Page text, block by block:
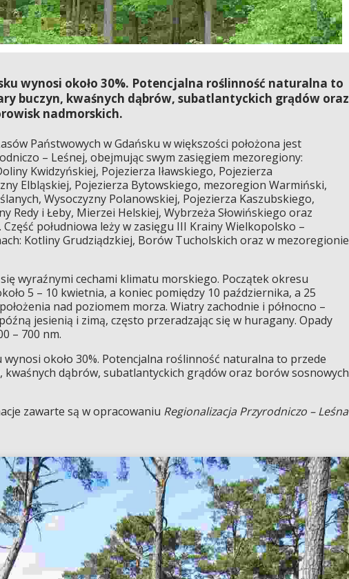
wynosi około 30%. Potencjalna roślinność naturalna to
buczyn, kwaśnych dąbrów, subatlantyckich grądów oraz
nadmorskich.
Państwowych w Gdańsku w większości położona jest
– Leśnej, obejmując swym zasięgiem mezoregiony:
Kwidzyńskiej, Pojezierza Iławskiego, Pojezierza
Elbląskiej, Pojezierza Bytowskiego, mezoregion Warmiński,
Wysoczyzny Polanowskiej, Pojezierza Kaszubskiego,
Redy i Łeby, Mierzei Helskiej, Wybrzeża Słowińskiego oraz
południowa leży w zasięgu III Krainy Wielkopolsko –
Kotliny Grudziądzkiej, Borów Tucholskich oraz w mezoregionie
wyraźnymi cechami klimatu morskiego. Początek okresu
5 – 10 kwietnia, a koniec pomiędzy 10 października, a 25
nad poziomem morza. Wiatry zachodnie i północno –
jesienią i zimą, często przeradzając się w huragany. Opady
– 700 nm.
wynosi około 30%. Potencjalna roślinność naturalna to przede
kwaśnych dąbrów, subatlantyckich grądów oraz borów sosnowych
zawarte są w opracowaniu Regionalizacja Przyrodniczo – Leśna